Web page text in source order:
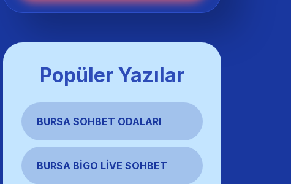
Popüler Yazılar
BURSA SOHBET ODALARI
BURSA BIGO LIVE SOHBET